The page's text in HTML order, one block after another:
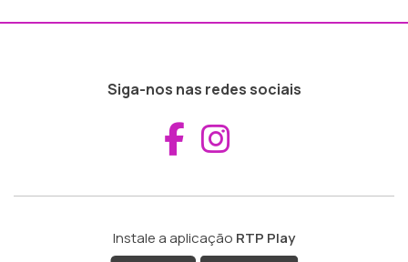
Siga-nos nas redes sociais
Aceder ao
Instale a aplicação RTP Play